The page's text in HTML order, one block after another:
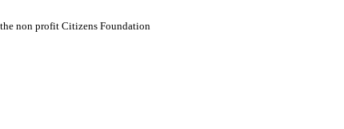
non profit Citizens Foundation